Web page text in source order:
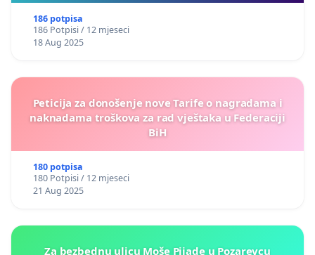
186 potpisa
186 Potpisi / 12 mjeseci
18 Aug 2025
Peticija za donošenje nove Tarife o nagradama i
naknadama troškova za rad vještaka u Federaciji
BiH
180 potpisa
180 Potpisi / 12 mjeseci
21 Aug 2025
Za bezbednu ulicu Moše Pijade u Pozarevcu